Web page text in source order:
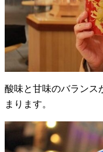
酸味と甘味のバラン
まります。